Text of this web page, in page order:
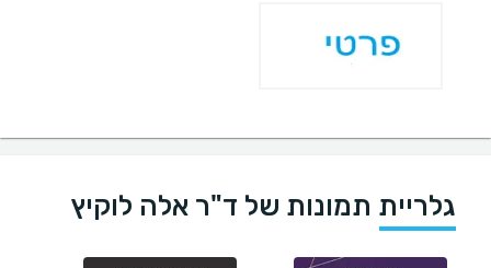
גלריית תמונות של ד"ר אלה לוקיץ